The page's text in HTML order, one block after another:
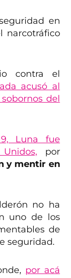
en
narcotráfico
contra el
acusó al
del
Luna fue
por
y mentir en
no ha
uno de los
de
seguridad.
por acá